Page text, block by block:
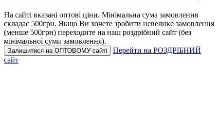
На сайті вказані оптові ціни. Мінімальна сума замовлення
складає 500грн. Якщо Ви хочете зробити невелике замовлення
(менше 500грн) переходите на наш роздрібний сайт (без
мінімальної суми замовлення).
Залишитися на ОПТОВОМУ сайті
Перейти на РОЗДРІБНИЙ
сайт